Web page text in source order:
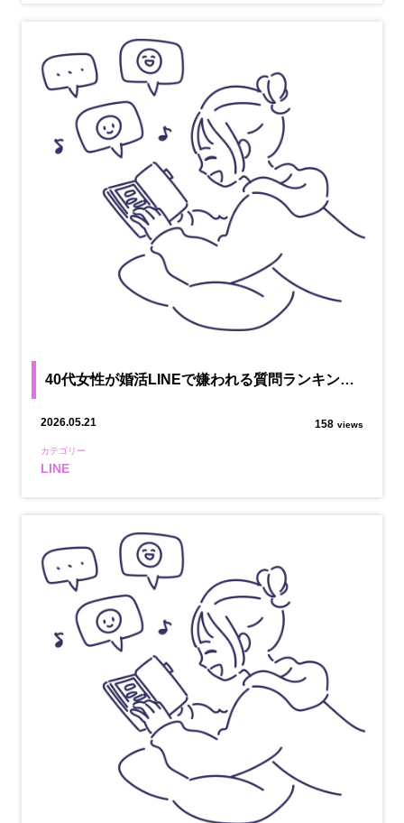
40代女性が婚活LINEで嫌われる質問ランキン…
2026.05.21 158 views
カテゴリー
LINE